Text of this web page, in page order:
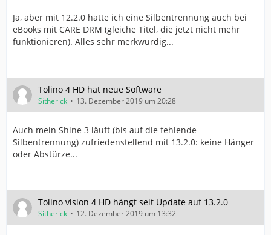
Ja, aber mit 12.2.0 hatte ich eine Silbentrennung auch bei
eBooks mit CARE DRM (gleiche Titel, die jetzt nicht mehr
funktionieren). Alles sehr merkwürdig...
Tolino 4 HD hat neue Software
Sitherick 13. Dezember 2019 um 20:28
Auch mein Shine 3 läuft (bis auf die fehlende
Silbentrennung) zufriedenstellend mit 13.2.0: keine Hänger
oder Abstürze...
Tolino vision 4 HD hängt seit Update auf 13.2.0
Sitherick 12. Dezember 2019 um 13:32